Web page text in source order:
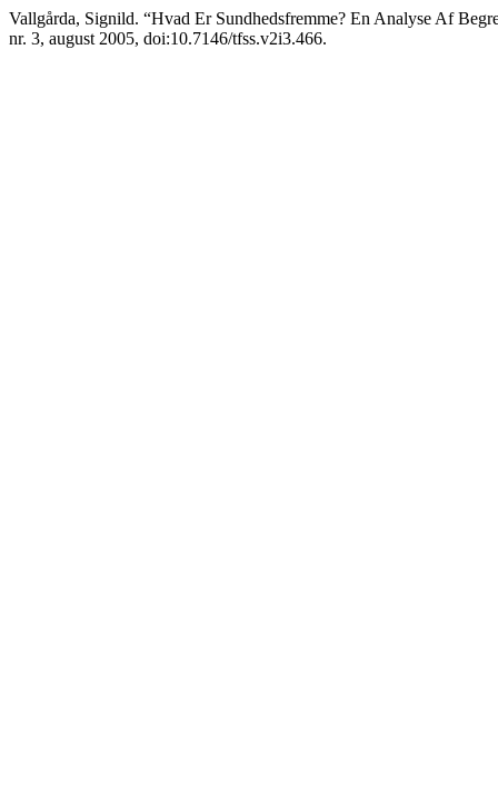
Vallgårda, Signild. “Hvad Er Sundhedsfremme? En Analyse Af
nr. 3, august 2005, doi:10.7146/tfss.v2i3.466.